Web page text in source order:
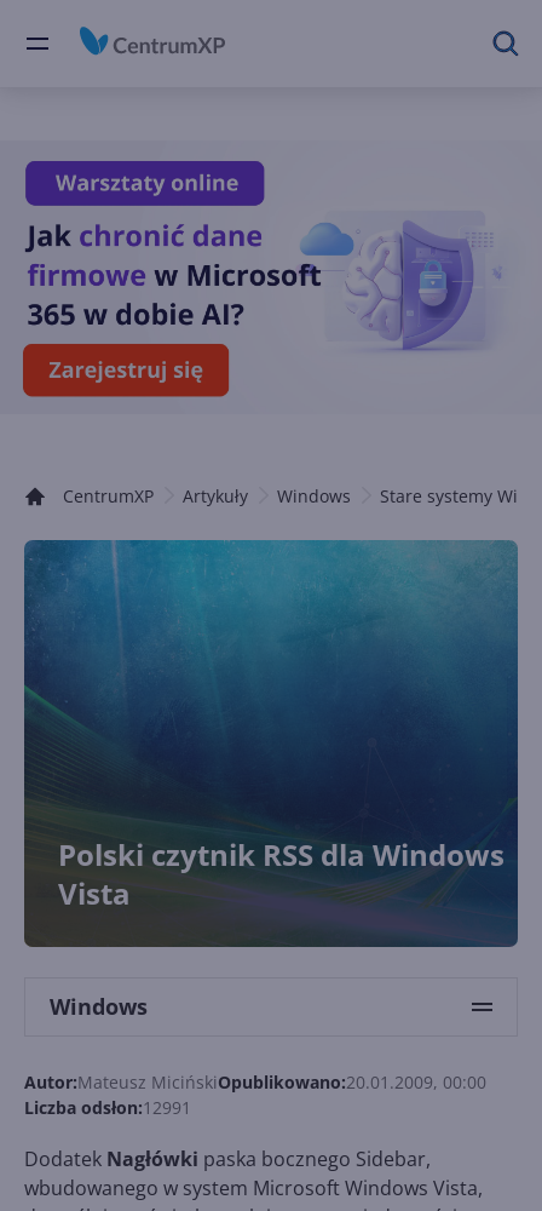
CentrumXP Artykuły Windows Stare systemy
Polski czytnik RSS dla Windows
Vista
Windows
Autor:Mateusz MicińskiOpublikowano:20.01.2009, 00:00
Liczba odsłon:12991
Dodatek Nagłówki paska bocznego Sidebar,
wbudowanego w system Microsoft Windows Vista,